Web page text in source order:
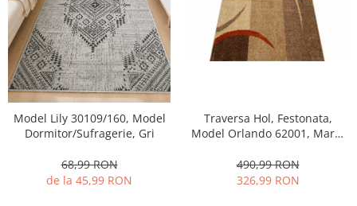
Model Lily 30109/160, Model
Dormitor/Sufragerie, Gri
68,99 RON
de la 45,99 RON
Traversa Hol, Festonata,
Model Orlando 62001, Maro/
490,99 RON
326,99 RON